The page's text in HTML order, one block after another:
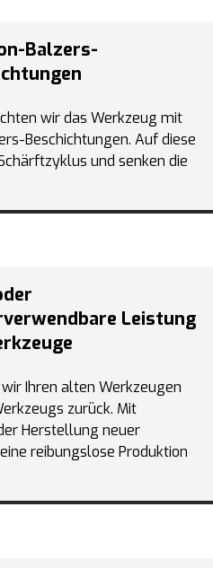
Balzers-
wir das Werkzeug mit
Beschichtungen. Auf diese
und senken die
Leistung
Ihren alten Werkzeugen
zurück. Mit
Herstellung neuer
reibungslose Produktion